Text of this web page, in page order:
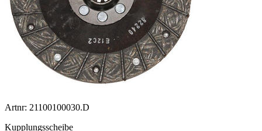
Artnr: 21100100030.D
Kupplungsscheibe